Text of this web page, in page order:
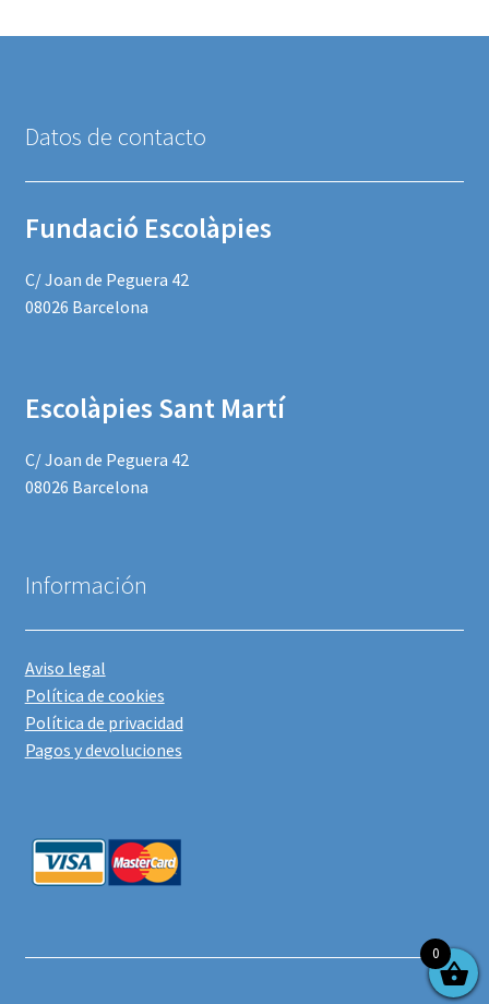
Datos de contacto
Fundació Escolàpies
C/ Joan de Peguera 42
08026 Barcelona
Escolàpies Sant Martí
C/ Joan de Peguera 42
08026 Barcelona
Información
Aviso legal
Política de cookies
Política de privacidad
Pagos y devoluciones
0